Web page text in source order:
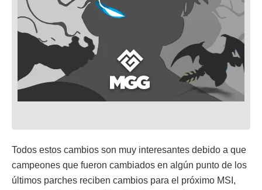
Todos estos cambios son muy interesantes debido a que
campeones que fueron cambiados en algún punto de los
últimos parches reciben cambios para el próximo MSI,